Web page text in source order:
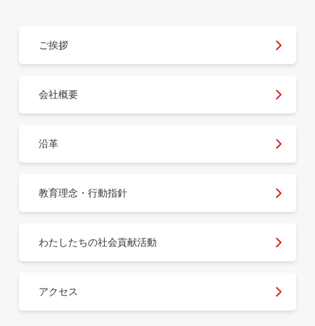
ご挨拶
会社概要
沿革
教育理念・行動指針
わたしたちの社会貢献活動
アクセス